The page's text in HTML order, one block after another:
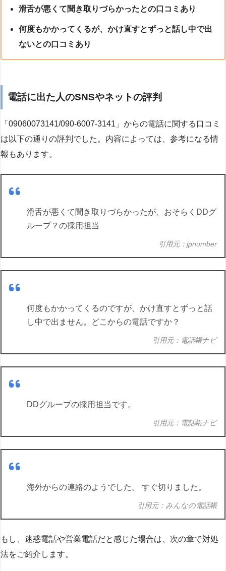
滑舌が悪くて聞き取りづらかったとの口コミあり
何度もかかってくるが、かけ直すとずっと話し中で出
ないとの口コミあり
電話に出た人のSNSやネットの評判
「09060073141/090-6007-3141」からの電話に関する口コミ
は以下の通りの評判でした。内容によっては、参考になる情
報もあります。
滑舌が悪くて聞き取りづらかったが、おそらくDDグ
ループ？の採用担当
引用元：jpnumber
何度もかかってくるのですが、かけ直すとずっと話
し中で出ません。どこからの電話ですか？
引用元：電話帳ナビ
DDグループの採用担当です。
引用元：電話帳ナビ
海外からの連絡のようでした。 すぐ切りました。
引用元：みんなの電話帳
もし、迷惑電話や営業電話だと感じた場合は、次の章で対処
法をご紹介します。